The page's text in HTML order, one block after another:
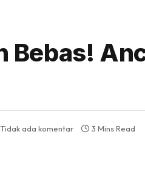
Bebas!
Tidak ada komentar 3 Mins Read